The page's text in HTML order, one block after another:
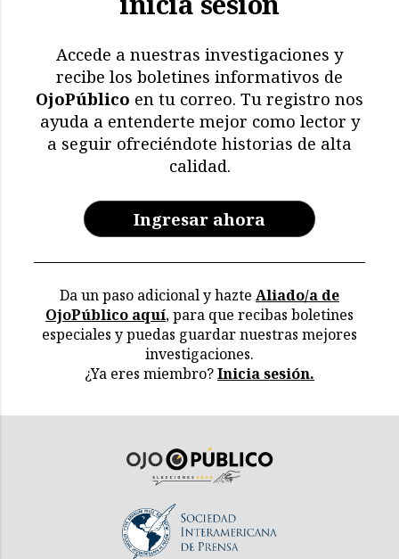
Accede a nuestras investigaciones y
recibe los boletines informativos de
OjoPúblico en tu correo. Tu registro nos
ayuda a entenderte mejor como lector y
a seguir ofreciéndote historias de alta
calidad.
Ingresar ahora
Da un paso adicional y hazte Aliado/a de
OjoPúblico aquí, para que recibas boletines
especiales y puedas guardar nuestras mejores
investigaciones.
¿Ya eres miembro?Inicia sesión.